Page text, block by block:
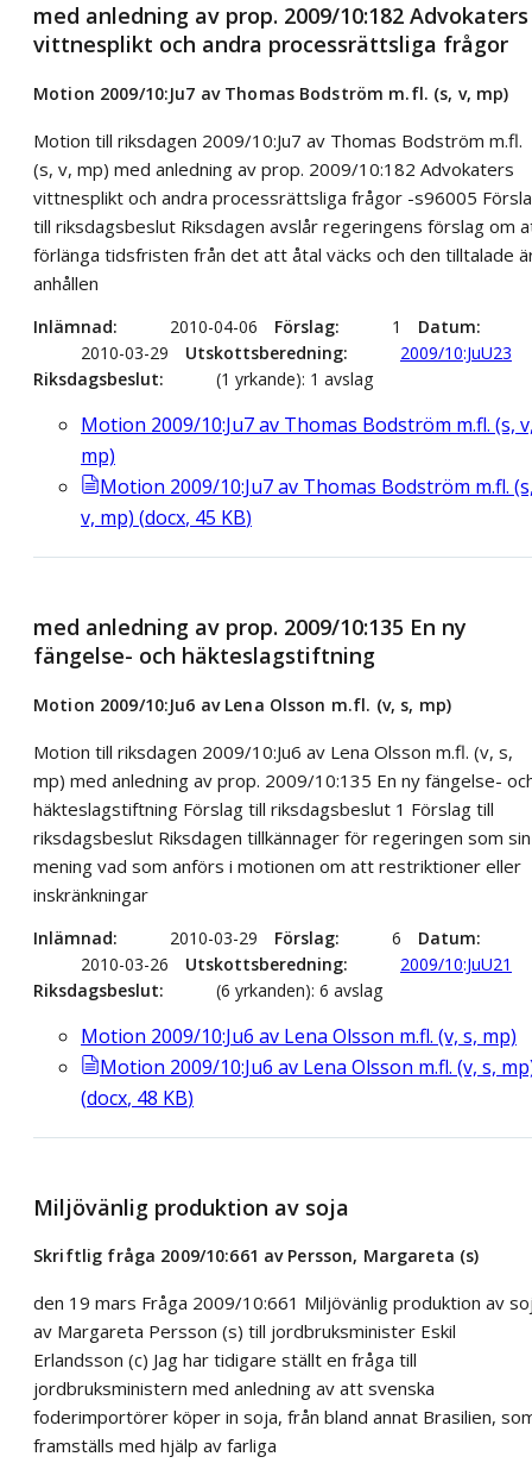
med anledning av prop. 2009/10:182 Advokaters
vittnesplikt och andra processrättsliga frågor
Motion 2009/10:Ju7 av Thomas Bodström m.fl. (s, v, mp)
Motion till riksdagen 2009/10:Ju7 av Thomas Bodström m.fl.
(s, v, mp) med anledning av prop. 2009/10:182 Advokaters
vittnesplikt och andra processrättsliga frågor -s96005
till riksdagsbeslut Riksdagen avslår regeringens förslag om
förlänga tidsfristen från det att åtal väcks och den tilltalade
anhållen
Inlämnad 2010-04-06 Förslag 1
Datum
2010-03-29
Utskottsberedning
2009/10:JuU23
Riksdagsbeslut
(1 yrkande): 1 avslag
Motion 2009/10:Ju7 av Thomas Bodström m.fl. (s,
mp)
Motion 2009/10:Ju7 av Thomas Bodström m.fl.
v, mp) (docx, 45 KB)
med anledning av prop. 2009/10:135 En ny
fängelse- och häkteslagstiftning
Motion 2009/10:Ju6 av Lena Olsson m.fl. (v, s, mp)
Motion till riksdagen 2009/10:Ju6 av Lena Olsson m.fl. (v, s,
mp) med anledning av prop. 2009/10:135 En ny fängelse-
häkteslagstiftning Förslag till riksdagsbeslut 1 Förslag till
riksdagsbeslut Riksdagen tillkännager för regeringen som sin
mening vad som anförs i motionen om att restriktioner eller
inskränkningar
Inlämnad 2010-03-29 Förslag 6
Datum
2010-03-26
Utskottsberedning
2009/10:JuU21
Riksdagsbeslut
(6 yrkanden): 6 avslag
Motion 2009/10:Ju6 av Lena Olsson m.fl. (v, s, mp)
Motion 2009/10:Ju6 av Lena Olsson m.fl. (v, s,
(docx, 48 KB)
Miljövänlig produktion av soja
Skriftlig fråga 2009/10:661 av Persson, Margareta (s)
den 19 mars Fråga 2009/10:661 Miljövänlig produktion av
av Margareta Persson (s) till jordbruksminister Eskil
Erlandsson (c) Jag har tidigare ställt en fråga till
jordbruksministern med anledning av att svenska
foderimportörer köper in soja, från bland annat Brasilien,
framställs med hjälp av farliga